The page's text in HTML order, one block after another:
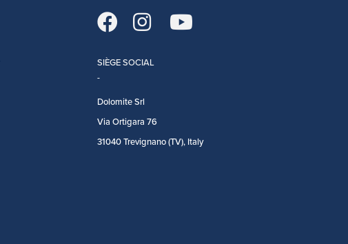
SIÈGE SOCIAL
Dolomite Srl
Via Ortigara 76
31040 Trevignano (TV), Italy